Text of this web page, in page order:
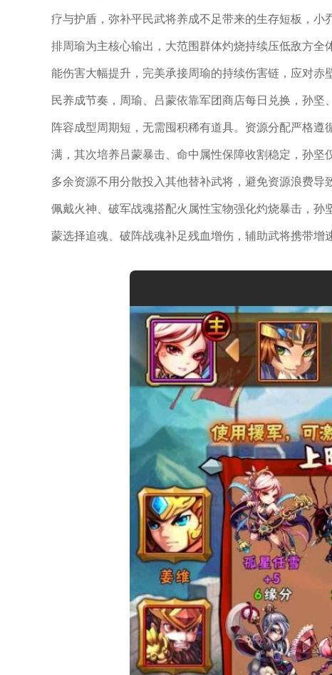
疗与护盾，弥补平民武将养成不足带来的生存短板，
排周瑜为主核心输出，大范围群体灼烧持续压低敌方
能伤害大幅提升，完美承接周瑜的持续伤害链，应对
民养成节奏，周瑜、吕蒙依靠军团商店每日兑换，孙
阵容成型周期短，无需囤积稀有道具。资源分配严格
满，其次培养吕蒙暴击、命中属性保障收割稳定，孙坚
多余资源不用分散投入其他替补武将，避免资源浪费
佩戴火神、破军战魂搭配火属性宝物强化灼烧暴击，
蒙选择追魂、破阵战魂补足残血增伤，辅助武将携带增